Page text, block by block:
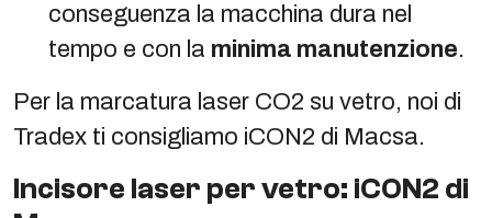
conseguenza la macchina dura nel
tempo e con la minima manutenzione.
Per la marcatura laser CO2 su vetro, noi di
Tradex ti consigliamo iCON2 di Macsa.
Incisore laser per vetro: iCON2 di